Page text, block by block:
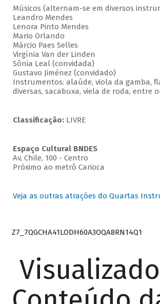
Músicos (alternam-se em diversos
Leandro Mendes
Lenora Pinto Mendes
Mario Orlando
Márcio Paes Selles
Virgínia Van der Linden
Sônia Leal (convidada)
Gustavo Jiménez (convidado)
Instrumentos: alaúde, viola da gamba,
diversas, sacabuxa, viela de roda, entre
Classificação: LIVRE
Espaço Cultural BNDES
Av, Chile, 100 - Centro
Próximo ao metrô Carioca
Veja as outras atrações do Quartas
Z7_7QGCHA41LODH60A3OQA8RN14Q1